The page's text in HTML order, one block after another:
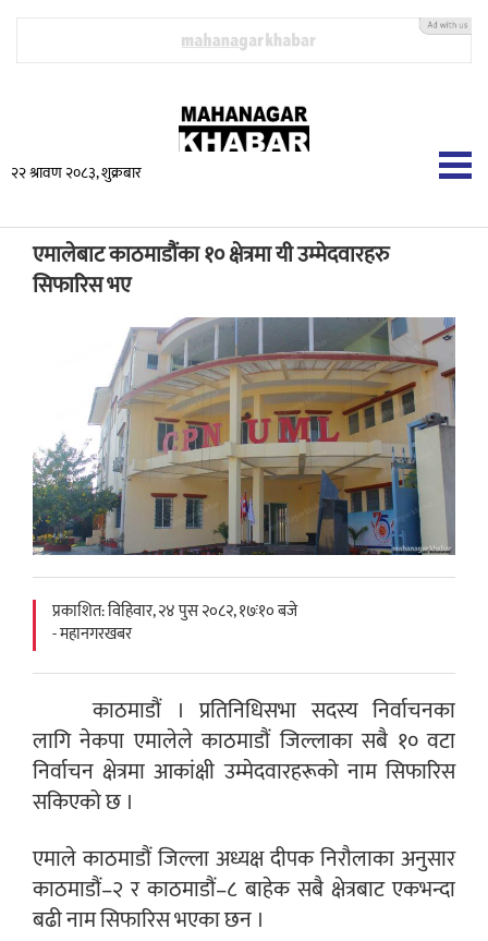
२२ श्रावण २०८३, शुक्रबार
एमालेबाट काठमाडौंका १० क्षेत्रमा यी उम्मेदवारहरु
सिफारिस भए
प्रकाशित: विहिवार, २४ पुस २०८२, १७ः१० बजे
- महानगरखबर
काठमाडौं । प्रतिनिधिसभा सदस्य निर्वाचनका
लागि नेकपा एमालेले काठमाडौं जिल्लाका सबै १० वटा
निर्वाचन क्षेत्रमा आकांक्षी उम्मेदवारहरूको नाम सिफारिस
सकिएको छ ।
एमाले काठमाडौं जिल्ला अध्यक्ष दीपक निरौलाका अनुसार
काठमाडौं–२ र काठमाडौं–८ बाहेक सबै क्षेत्रबाट एकभन्दा
बढी नाम सिफारिस भएका छन ।